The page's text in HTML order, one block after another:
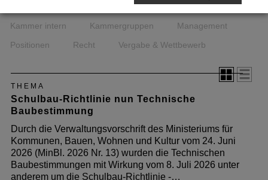
Fachgruppen
Kammer intern
Kammergruppen
Management
Positionen
Recht Vergabe & Wettbewerb
THEMA
Schulbau-Richtlinie nun Technische
Baubestimmung
Durch die Verwaltungsvorschrift des Ministeriums für
Kommunen, Bauen, Wohnen und Kultur vom 24. Juni
2026 (MinBl. 2026 Nr. 13) wurden die Technischen
Baubestimmungen mit Wirkung vom 8. Juli 2026 unter
anderem um die Schulbau-Richtlinie -…